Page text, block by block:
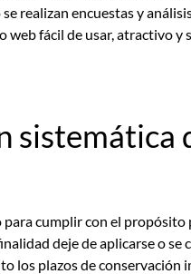
realizan encuestas y
fácil de usar, atractivo y
sistemática
cumplir con el propósito
deje de aplicarse o se
los plazos de conservación